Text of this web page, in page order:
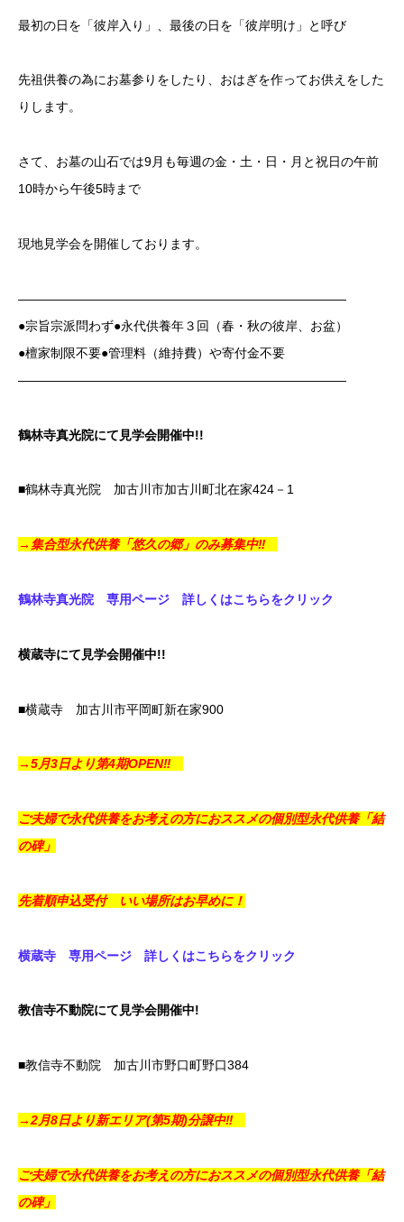
最初の日を「彼岸入り」、最後の日を「彼岸明け」と呼び
先祖供養の為にお墓参りをしたり、おはぎを作ってお供えをした
りします。
さて、お墓の山石では9月も毎週の金・土・日・月と祝日の午前
10時から午後5時まで
現地見学会を開催しております。
——————————————————————————
●宗旨宗派問わず●永代供養年３回（春・秋の彼岸、お盆）
●檀家制限不要●管理料（維持費）や寄付金不要
——————————————————————————
鶴林寺真光院にて見学会開催中!!
■鶴林寺真光院 加古川市加古川町北在家424－1
→集合型永代供養「悠久の郷」のみ募集中‼
鶴林寺真光院 専用ページ 詳しくはこちらをクリック
横蔵寺にて見学会開催中!!
■横蔵寺 加古川市平岡町新在家900
→5月3日より第4期OPEN‼
ご夫婦で永代供養をお考えの方におススメの個別型永代供養「結
の碑」
先着順申込受付 いい場所はお早めに！
横蔵寺 専用ページ 詳しくはこちらをクリック
教信寺不動院にて見学会開催中!
■教信寺不動院 加古川市野口町野口384
→2月8日より新エリア(第5期)分譲中‼
ご夫婦で永代供養をお考えの方におススメの個別型永代供養「結
の碑」